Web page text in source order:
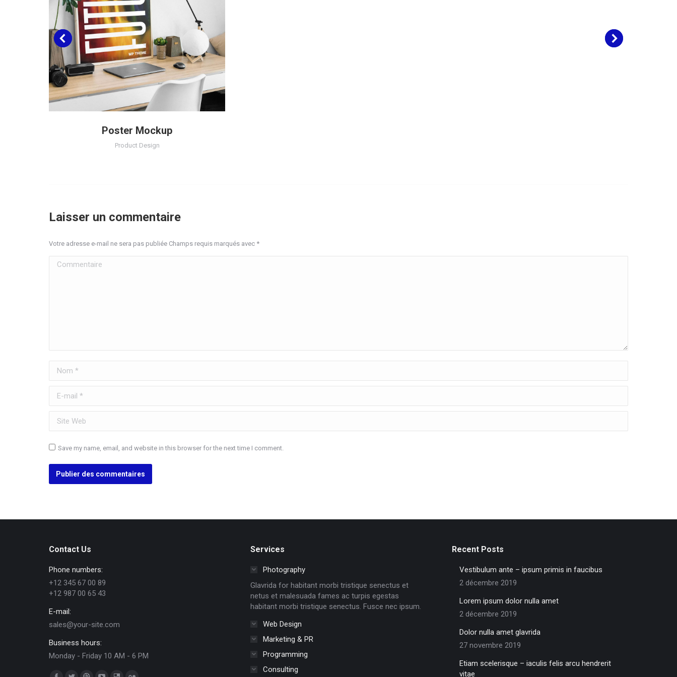
Poster Mockup
Product Design
Laisser un commentaire
Votre adresse e-mail ne sera pas publiée Champs requis marqués avec *
Commentaire
Nom *
E-mail *
Site Web
Save my name, email, and website in this browser for the next time I comment.
Publier des commentaires
Contact Us
Phone numbers:
+12 345 67 00 89
+12 987 00 65 43
E-mail:
sales@your-site.com
Business hours:
Monday - Friday 10 AM - 6 PM
Trouvez nous sur :
Services
Photography
Glavrida for habitant morbi tristique senectus et
netus et malesuada fames ac turpis egestas
habitant morbi tristique senectus. Fusce nec ipsum.
Web Design
Marketing & PR
Programming
Consulting
Recent Posts
Vestibulum ante – ipsum primis in faucibus
2 décembre 2019
Lorem ipsum dolor nulla amet
2 décembre 2019
Dolor nulla amet glavrida
27 novembre 2019
Etiam scelerisque – iaculis felis arcu hendrerit
vitae